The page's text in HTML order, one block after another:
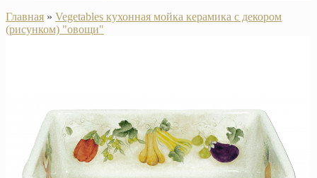
Главная » Vegetables кухонная мойка керамика с декором
(рисунком) "овощи"